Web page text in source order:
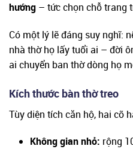
hướng – tức chọn chỗ trang
Có một lý lẽ đáng suy nghĩ:
nhà thờ họ lấy tuổi ai – đời
ai chuyển ban thờ dòng họ
Kích thước bàn thờ treo
Tùy diện tích căn hộ, hai cỡ
Không gian nhỏ: rộng